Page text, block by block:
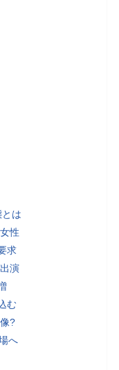
は
性
求
演
む
?
へ